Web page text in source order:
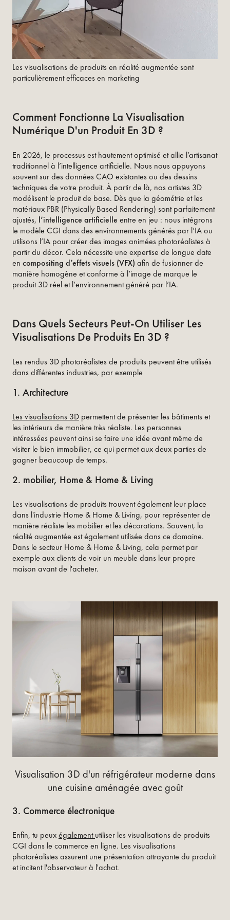
Les visualisations de produits en réalité augmentée sont
particulièrement efficaces en marketing
Comment Fonctionne La Visualisation
Numérique D'un Produit En 3D ?
En 2026, le processus est hautement optimisé et allie l’artisanat
traditionnel à l’intelligence artificielle. Nous nous appuyons
souvent sur des données CAO existantes ou des dessins
techniques de votre produit. À partir de là, nos artistes 3D
modélisent le produit de base. Dès que la géométrie et les
matériaux PBR (Physically Based Rendering) sont parfaitement
ajustés, l’intelligence artificielle entre en jeu : nous intégrons
le modèle CGI dans des environnements générés par l’IA ou
utilisons l’IA pour créer des images animées photoréalistes à
partir du décor. Cela nécessite une expertise de longue date
en compositing d’effets visuels (VFX) afin de fusionner de
manière homogène et conforme à l’image de marque le
produit 3D réel et l’environnement généré par l’IA.
Dans Quels Secteurs Peut-On Utiliser Les
Visualisations De Produits En 3D ?
Les rendus 3D photoréalistes de produits peuvent être utilisés
dans différentes industries, par exemple
1. Architecture
Les visualisations 3D permettent de présenter les bâtiments et
les intérieurs de manière très réaliste. Les personnes
intéressées peuvent ainsi se faire une idée avant même de
visiter le bien immobilier, ce qui permet aux deux parties de
gagner beaucoup de temps.
2. mobilier, Home & Home & Living
Les visualisations de produits trouvent également leur place
dans l'industrie Home & Home & Living, pour représenter de
manière réaliste les mobilier et les décorations. Souvent, la
réalité augmentée est également utilisée dans ce domaine.
Dans le secteur Home & Home & Living, cela permet par
exemple aux clients de voir un meuble dans leur propre
maison avant de l'acheter.
Visualisation 3D d'un réfrigérateur moderne dans
une cuisine aménagée avec goût
3. Commerce électronique
Enfin, tu peuxégalementutiliser les visualisations de produits
CGI dans le commerce en ligne. Les visualisations
photoréalistes assurent une présentation attrayante du produit
et incitent l'observateur à l'achat.